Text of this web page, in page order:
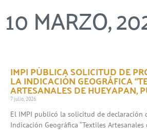
10 MARZO,
IMPI PÚBLICA SOLICITUD DE
LA INDICACIÓN GEOGRÁFICA
ARTESANALES DE HUEYAPAN,
7 julio, 2026
El IMPI publicó la solicitud de declaración
Indicación Geográfica “Textiles Artesanales